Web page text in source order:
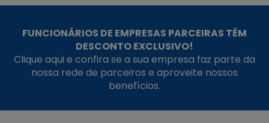
FUNCIONÁRIOS DE EMPRESAS PARCEIRAS TÊM
DESCONTO EXCLUSIVO!
Clique aqui e confira se a sua empresa faz parte da
nossa rede de parceiros e aproveite nossos
benefícios.